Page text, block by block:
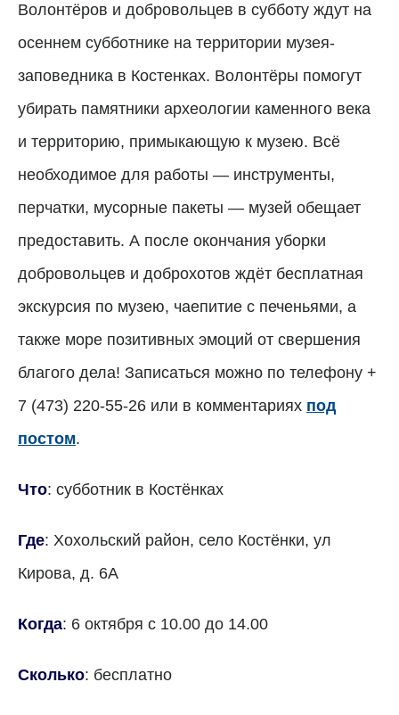
Волонтёров и добровольцев в субботу ждут на
осеннем субботнике на территории музея-
заповедника в Костенках. Волонтёры помогут
убирать памятники археологии каменного века
и территорию, примыкающую к музею. Всё
необходимое для работы — инструменты,
перчатки, мусорные пакеты — музей обещает
предоставить. А после окончания уборки
добровольцев и доброхотов ждёт бесплатная
экскурсия по музею, чаепитие с печеньями, а
также море позитивных эмоций от свершения
благого дела! Записаться можно по телефону +
7 (473) 220-55-26 или в комментариях под
постом.
Что: субботник в Костёнках
Где: Хохольский район, село Костёнки, ул
Кирова, д. 6А
Когда: 6 октября с 10.00 до 14.00
Сколько: бесплатно